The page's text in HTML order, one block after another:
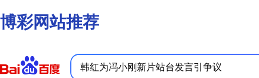
博彩网站推荐